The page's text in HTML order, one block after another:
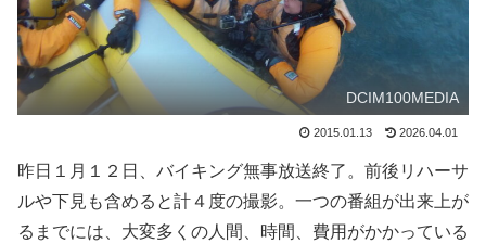
DCIM100MEDIA
2015.01.13 2026.04.01
昨日１月１２日、バイキング無事放送終了。前後リハーサ
ルや下見も含めると計４度の撮影。一つの番組が出来上が
るまでには、大変多くの人間、時間、費用がかかっている